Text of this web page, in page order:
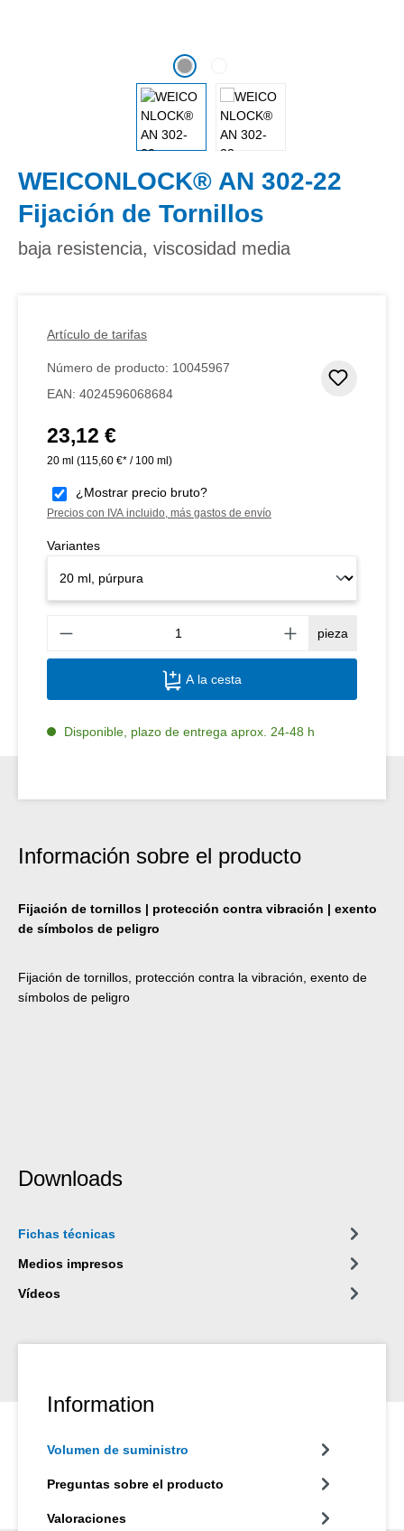
WEICONLOCK® AN 302-22
Fijación de Tornillos
baja resistencia, viscosidad media
Artículo de tarifas
Número de producto: 10045967
EAN: 4024596068684
Precio normal:
23,12 €
20 ml (115,60 €* / 100 ml)
¿Mostrar precio bruto?
Precios con IVA incluido, más gastos de envío
Variantes
pieza
A la cesta
Disponible, plazo de entrega aprox. 24-48 h
Información sobre el producto
Fijación de tornillos | protección contra vibración | exento
de símbolos de peligro
Fijación de tornillos, protección contra la vibración, exento de
símbolos de peligro
Downloads
Fichas técnicas
Medios impresos
Vídeos
Information
Volumen de suministro
Preguntas sobre el producto
Valoraciones